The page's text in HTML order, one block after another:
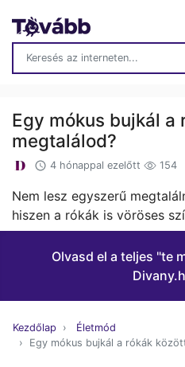
Egy mókus bujkál a
megtalálod?
4 hónappal ezelőtt 154
Nem lesz egyszerű
hiszen a rókák is vöröses
Olvasd el a teljes "te
Kezdőlap
Életmód
Egy mókus bujkál a rókák